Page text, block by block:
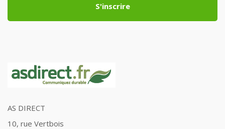
S'inscrire
AS DIRECT
10, rue Vertbois